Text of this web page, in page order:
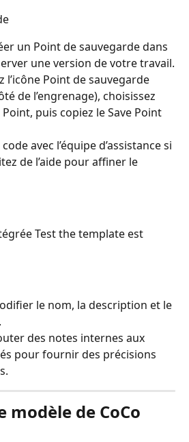
un Point de sauvegarde dans
une version de votre travail.
l’icône Point de sauvegarde
de l’engrenage), choisissez
Point, puis copiez le Save Point
avec l’équipe d’assistance si
de l’aide pour affiner le
Test the template est
le nom, la description et le
des notes internes aux
pour fournir des précisions
modèle de CoCo